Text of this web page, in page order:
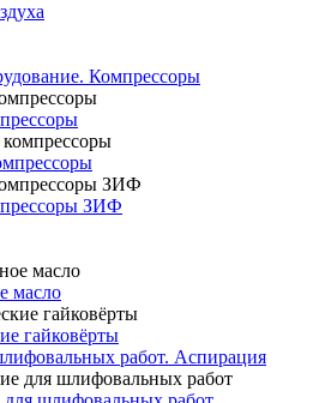
Компрессоры
ЗИФ
масло
гайковёрты
работ. Аспирация